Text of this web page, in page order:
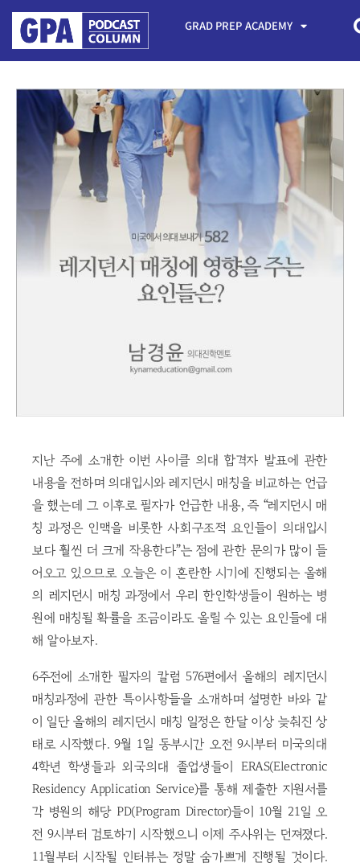
GRAD PREP ACADEMY
지난 주에 소개한 이번 사이클 의대 합격자 발표에 관한
내용을 전하며 의대입시와 레지던시 매칭을 비교하는 언급
을 했는데 그 이후로 필자가 언급한 내용, 즉 “레지던시 매
칭 과정은 인맥을 비롯한 사회구조적 요인들이 의대입시
보다 훨씬 더 크게 작용한다”는 점에 관한 문의가 많이 들
어오고 있으므로 오늘은 이 혼란한 시기에 진행되는 올해
의 레지던시 매칭 과정에서 우리 한인학생들이 원하는 병
원에 매칭될 확률을 조금이라도 올릴 수 있는 요인들에 대
해 알아보자.
6주전에 소개한 필자의 칼럼 576편에서 올해의 레지던시
매칭과정에 관한 특이사항들을 소개하며 설명한 바와 같
이 일단 올해의 레지던시 매칭 일정은 한달 이상 늦춰진 상
태로 시작했다. 9월 1일 동부시간 오전 9시부터 미국의대
4학년 학생들과 외국의대 졸업생들이 ERAS(Electronic
Residency Application Service)를 통해 제출한 지원서를
각 병원의 해당 PD(Program Director)들이 10월 21일 오
전 9시부터 검토하기 시작했으니 이제 주사위는 던져졌다.
11월부터 시작될 인터뷰는 정말 숨가쁘게 진행될 것이다.